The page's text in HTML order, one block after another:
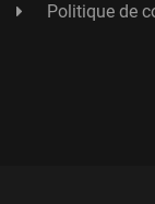
Politique de